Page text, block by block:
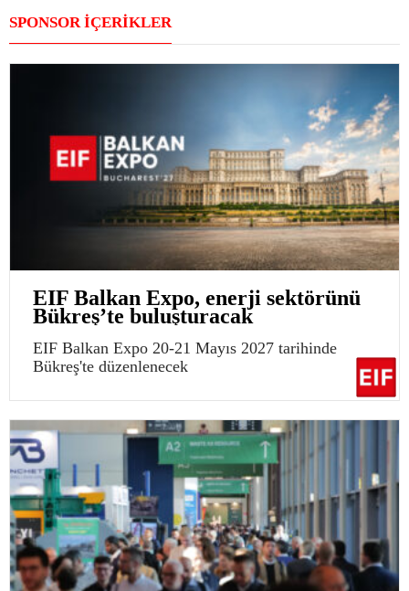
SPONSOR İÇERİKLER
EIF Balkan Expo, enerji sektörünü
Bükreş’te buluşturacak
EIF Balkan Expo 20-21 Mayıs 2027 tarihinde
Bükreş'te düzenlenecek